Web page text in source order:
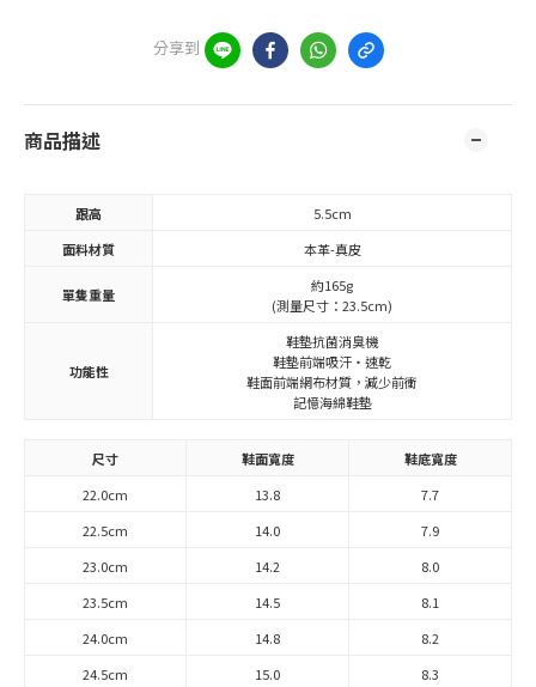
分享到
商品描述
跟高
5.5cm
面料材質
本革-真皮
單隻重量
約165g
(測量尺寸：23.5cm)
功能性
鞋墊抗菌消臭機
鞋墊前端吸汗・速乾
鞋面前端網布材質，減少前衝
記憶海綿鞋墊
尺寸 鞋面寬度
鞋底寬度
22.0cm
13.8
7.7
22.5cm
14.0
7.9
23.0cm
14.2
8.0
23.5cm
14.5
8.1
24.0cm
14.8
8.2
24.5cm
15.0
8.3